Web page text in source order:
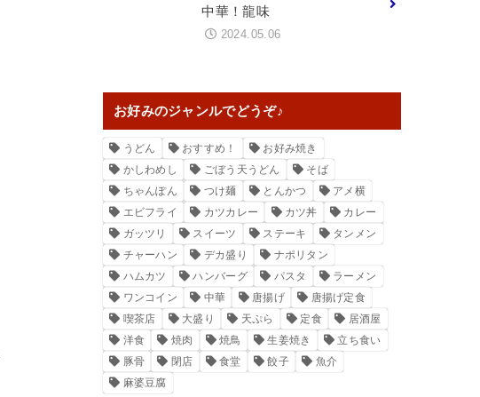
中華！龍味
2024.05.06
お好みのジャンルでどうぞ♪
うどん おすすめ！
お好み焼き
かしわめし
ごぼう天うどん
そば
ちゃんぽん
つけ麺 とんかつ
アメ横
エビフライ
カツカレー カツ丼
カレー
ガッツリ
スイーツ ステーキ
タンメン
チャーハン
デカ盛り
ナポリタン
ハムカツ
ハンバーグ パスタ
ラーメン
ワンコイン
中華 唐揚げ
唐揚げ定食
喫茶店
大盛り 天ぷら 定食
居酒屋
洋食
焼肉 焼鳥 生姜焼き
立ち食い
豚骨
閉店 食堂 餃子
魚介
麻婆豆腐